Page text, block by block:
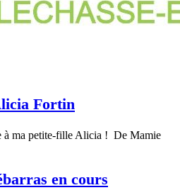
Fortin
à ma petite-fille Alicia ! De Mamie
en cours